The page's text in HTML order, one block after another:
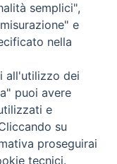
semplici",
e
nella
all'utilizzo dei
puoi avere
e
su
proseguirai
tecnici.